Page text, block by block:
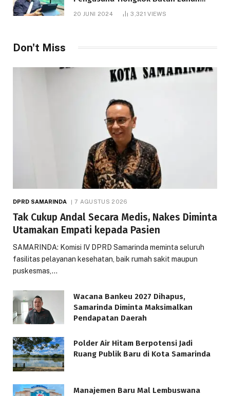
1.000 Hektare
20 JUNI 2024 3,321VIEWS
Don't Miss
DPRD SAMARINDA 7 AGUSTUS 2026
Tak Cukup Andal Secara Medis, Nakes Diminta
Utamakan Empati kepada Pasien
SAMARINDA: Komisi IV DPRD Samarinda meminta seluruh
fasilitas pelayanan kesehatan, baik rumah sakit maupun
puskesmas,…
Wacana Bankeu 2027 Dihapus,
Samarinda Diminta Maksimalkan
Pendapatan Daerah
Polder Air Hitam Berpotensi Jadi
Ruang Publik Baru di Kota Samarinda
Manajemen Baru Mal Lembuswana